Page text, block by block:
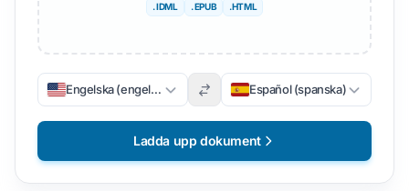
. IDML
. EPUB .HTML
Engelska (engelska) Español (spanska)
Ladda upp dokument